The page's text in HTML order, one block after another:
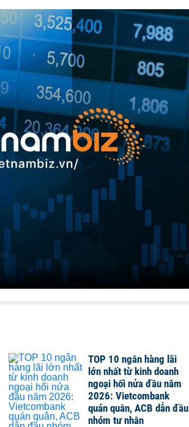
TOP 10 ngân hàng lãi
lớn nhất từ kinh doanh
ngoại hối nửa đầu năm
2026: Vietcombank
quán quân, ACB dẫn đầu
nhóm tư nhân